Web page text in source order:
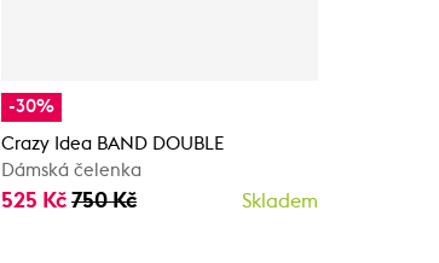
-30%
Crazy Idea BAND DOUBLE
Dámská čelenka
525 Kč 750 Kč Skladem